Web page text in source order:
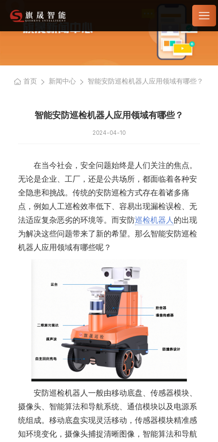
首页 新闻中心 智能安防巡检机器人应用领域有哪些？
智能安防巡检机器人应用领域有哪些？
2024-04-10
在当今社会，安全问题始终是人们关注的焦点。
无论是企业、工厂，还是公共场所，都面临着各种安
全隐患和挑战。传统的安防巡检方式存在着诸多痛
点，例如人工巡检效率低下、容易出现漏检误检、无
法适应复杂恶劣的环境等。而安防巡检机器人 的出现
为解决这些问题带来了新的希望。那么智能安防巡检
机器人应用领域有哪些呢？
安防巡检机器人一般由移动底盘、传感器模块、
摄像头、智能算法和导航系统、通信模块以及电源系
统组成。移动底盘实现灵活移动，传感器模块精准感
知环境变化，摄像头捕捉清晰图像，智能算法和导航